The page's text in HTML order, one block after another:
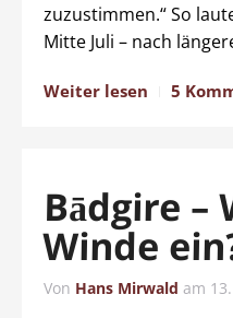
zuzustimmen.“ So
Mitte Juli – nach
Weiter lesen 5
Bādgire –
Winde
Von Hans Mirwald am